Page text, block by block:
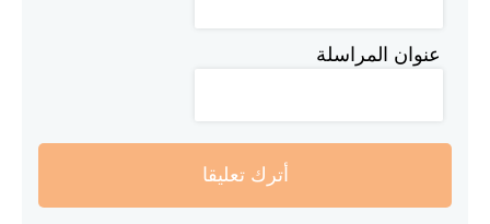
عنوان المراسلة
أترك تعليقا